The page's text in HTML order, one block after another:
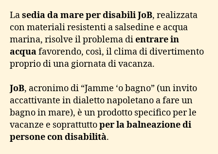
Lasedia da mare per disabili JoB, realizzata
con materiali resistenti a salsedine e acqua
marina, risolve il problema dientrare in
acquafavorendo, così, il clima di divertimento
proprio di una giornata di vacanza.
JoB, acronimo di “Jamme ‘o bagno” (un invito
accattivante in dialetto napoletano a fare un
bagno in mare), è un prodotto specifico per le
vacanze e soprattuttoper la balneazione di
persone con disabilità.